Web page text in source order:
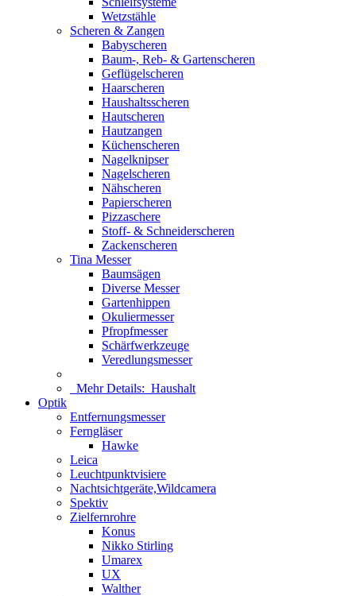
Wetzstähle
Scheren & Zangen
Babyscheren
Baum-, Reb- & Gartenscheren
Geflügelscheren
Haarscheren
Haushaltsscheren
Hautscheren
Hautzangen
Küchenscheren
Nagelknipser
Nagelscheren
Nähscheren
Papierscheren
Pizzaschere
Stoff- & Schneiderscheren
Zackenscheren
Tina Messer
Baumsägen
Diverse Messer
Gartenhippen
Okuliermesser
Pfropfmesser
Schärfwerkzeuge
Veredlungsmesser
Mehr Details: Haushalt
Optik
Entfernungsmesser
Ferngläser
Hawke
Leica
Leuchtpunktvisiere
Nachtsichtgeräte,Wildcamera
Spektiv
Zielfernrohre
Konus
Nikko Stirling
Umarex
UX
Walther